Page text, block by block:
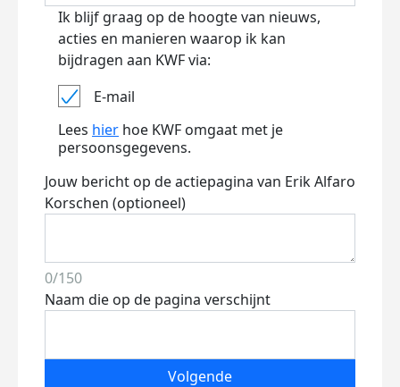
Ik blijf graag op de hoogte van nieuws,
acties en manieren waarop ik kan
bijdragen aan KWF via:
E-mail
Lees hier hoe KWF omgaat met je
persoonsgegevens.
Jouw bericht op de actiepagina van Erik Alfaro
Korschen (optioneel)
0/150
Naam die op de pagina verschijnt
Volgende